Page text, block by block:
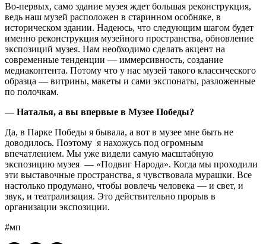
Во-первых, само здание музея ждет большая реконструкция,
ведь наш музей расположен в старинном особняке, в
историческом здании. Надеюсь, что следующим шагом будет
именно реконструкция музейного пространства, обновление
экспозиций музея. Нам необходимо сделать акцент на
современные тенденции — иммерсивность, создание
медиаконтента. Потому что у нас музей такого классического
образца — витрины, макеты и сами экспонаты, разложенные
по полочкам.
— Наталья, а вы впервые в Музее Победы?
Да, в Парке Победы я бывала, а вот в музее мне быть не
доводилось. Поэтому я нахожусь под огромным
впечатлением. Мы уже видели самую масштабную
экспозицию музея — «Подвиг Народа». Когда мы проходили
эти выставочные пространства, я чувствовала мурашки. Все
настолько продумано, чтобы вовлечь человека — и свет, и
звук, и театрализация. Это действительно прорыв в
организации экспозиции.
#мп